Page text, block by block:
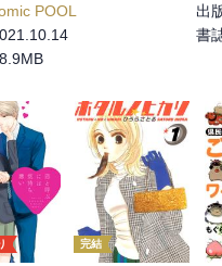
POOL 出
書
完結